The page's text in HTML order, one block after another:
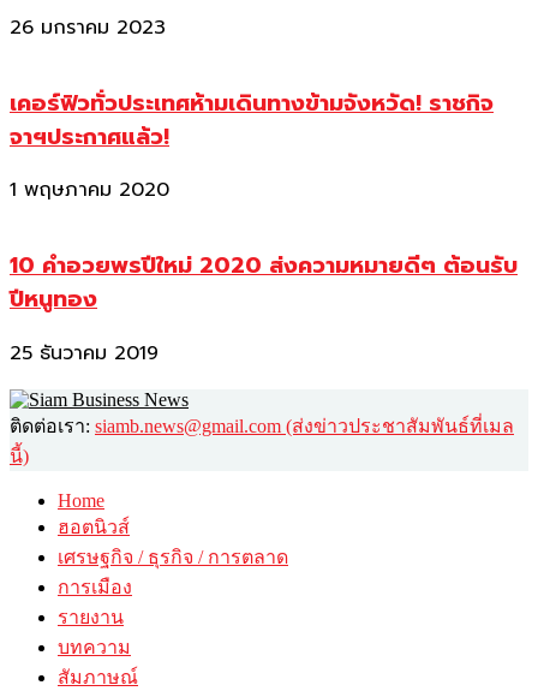
26 มกราคม 2023
เคอร์ฟิวทั่วประเทศห้ามเดินทางข้ามจังหวัด! ราชกิจ
จาฯประกาศแล้ว!
1 พฤษภาคม 2020
10 คำอวยพรปีใหม่ 2020 ส่งความหมายดีๆ ต้อนรับ
ปีหนูทอง
25 ธันวาคม 2019
ติดต่อเรา: siamb.news@gmail.com (ส่งข่าวประชาสัมพันธ์ที่เมล
นี้)
Home
ฮอตนิวส์
เศรษฐกิจ / ธุรกิจ / การตลาด
การเมือง
รายงาน
บทความ
สัมภาษณ์